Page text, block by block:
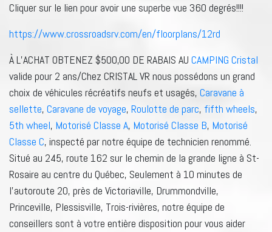
Cliquer sur le lien pour avoir une superbe vue 360 degrés!!!!
https://www.crossroadsrv.com/en/floorplans/12rd
À L’ACHAT OBTENEZ $500,00 DE RABAIS AU CAMPING Cristal
valide pour 2 ans/Chez CRISTAL VR nous possédons un grand
choix de véhicules récréatifs neufs et usagés, Caravane à
sellette, Caravane de voyage, Roulotte de parc, fifth wheels,
5th wheel, Motorisé Classe A, Motorisé Classe B, Motorisé
Classe C, inspecté par notre équipe de technicien renommé.
Situé au 245, route 162 sur le chemin de la grande ligne à St-
Rosaire au centre du Québec, Seulement à 10 minutes de
l’autoroute 20, près de Victoriaville, Drummondville,
Princeville, Plessisville, Trois-rivières, notre équipe de
conseillers sont à votre entière disposition pour vous aider